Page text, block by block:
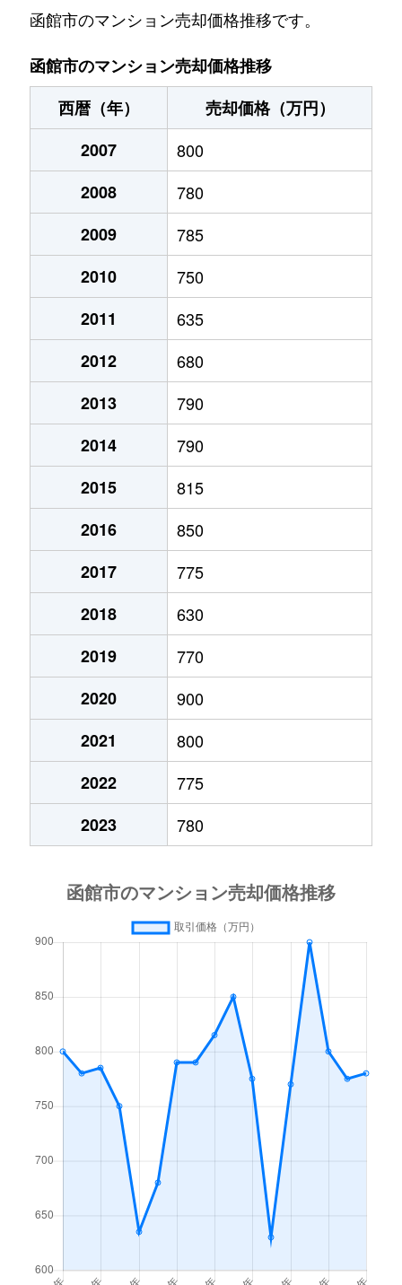
五稜郭町
520万円 五稜郭
末広町
230万円 十字街
末広町
240万円 十字街
千代台町
3,100万円
千代台町
2,400万円
富岡町
1,700万円
富岡町
590万円
1,700万円
深堀町
1,400万円
深堀町
480万円
船見町
2,000万円
弁天町
780万円
1,200万円
750万円
430万円
宮前町
170万円
宮前町
180万円
2,200万円
梁川町
2,200万円
梁川町
2,300万円
五稜郭公園前
3,500万円 函館
湯川町
函館
湯川町
函館
1,700万円 湯の川
530万円 湯の川
520万円 湯の川
湯川町
1,300万円
湯川町
790万円 湯の川 徒歩6
函館市のマンション売却価格推移です。
函館市のマンション売却価格推移
西暦（年）
売却価格（万円）
2007
800
2008
780
2009
785
2010
750
2011
635
2012
680
2013
790
2014
790
2015
815
2016
850
2017
775
2018
630
2019
770
2020
900
2021
800
2022
775
2023
780